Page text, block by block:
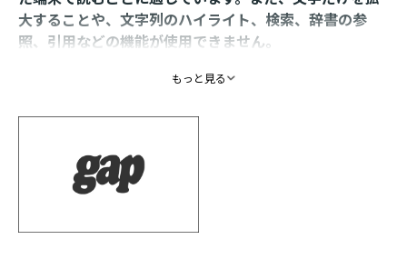
大することや、文字列のハイライト、検索、辞書の参
照、引用などの機能が使用できません。
年2回、ミラノ・パリ・ロンドンで開催されるメンズコ
完全レポートします。こだわりの伝統的スタイルから若
もっと見る